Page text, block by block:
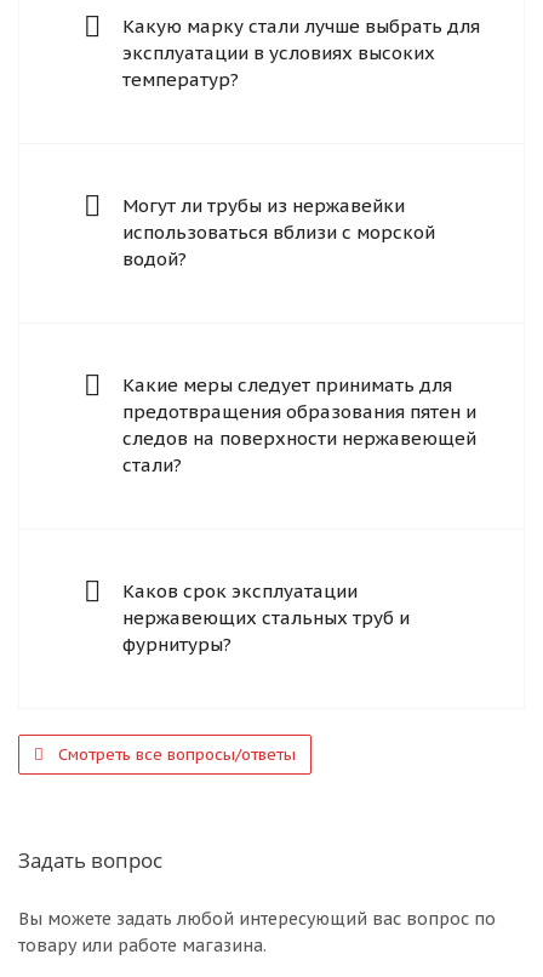
Какую марку стали лучше выбрать для
эксплуатации в условиях высоких
температур?
Могут ли трубы из нержавейки
использоваться вблизи с морской
водой?
Какие меры следует принимать для
предотвращения образования пятен и
следов на поверхности нержавеющей
стали?
Каков срок эксплуатации
нержавеющих стальных труб и
фурнитуры?
Смотреть все вопросы/ответы
Задать вопрос
Вы можете задать любой интересующий вас вопрос по
товару или работе магазина.